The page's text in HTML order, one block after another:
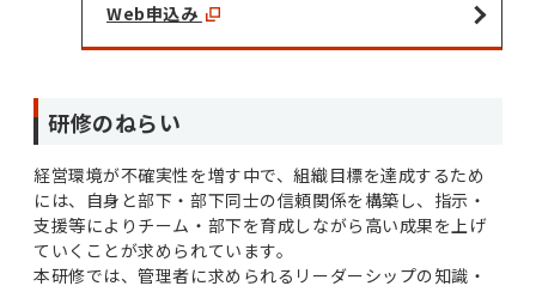
Web申込み
研修のねらい
経営環境が不確実性を増す中で、組織目標を達成するため
には、自身と部下・部下同士の信頼関係を構築し、指示・
支援等によりチーム・部下を育成しながら高い成果を上げ
ていくことが求められています。
本研修では、管理者に求められるリーダーシップの知識・